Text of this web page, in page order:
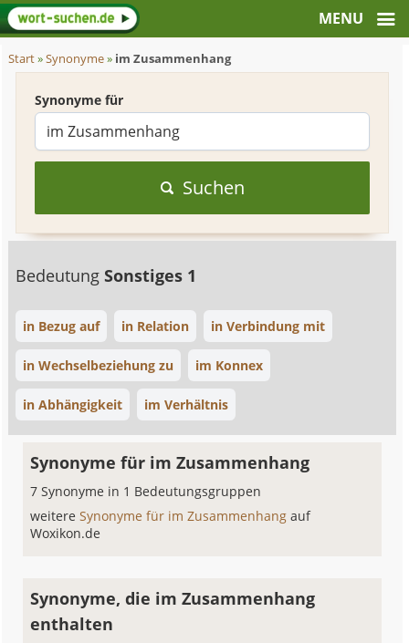
Start»Synonyme» im Zusammenhang
Synonyme für
Suchen
BedeutungSonstiges 1
in Bezug auf in Relation in Verbindung mit
in Wechselbeziehung zu im Konnex
in Abhängigkeit im Verhältnis
Synonyme für im Zusammenhang
7 Synonyme in 1 Bedeutungsgruppen
weitereSynonyme für im Zusammenhangauf
Woxikon.de
Synonyme, die im Zusammenhang
enthalten